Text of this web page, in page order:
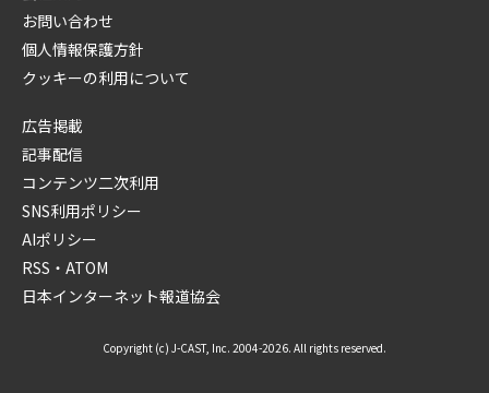
お問い合わせ
個人情報保護方針
クッキーの利用について
広告掲載
記事配信
コンテンツ二次利用
SNS利用ポリシー
AIポリシー
RSS・ATOM
日本インターネット報道協会
Copyright (c) J-CAST, Inc. 2004-2026. All rights reserved.